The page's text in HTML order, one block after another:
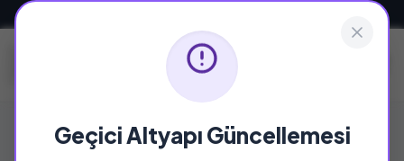
Geçici Altyapı Güncellemesi